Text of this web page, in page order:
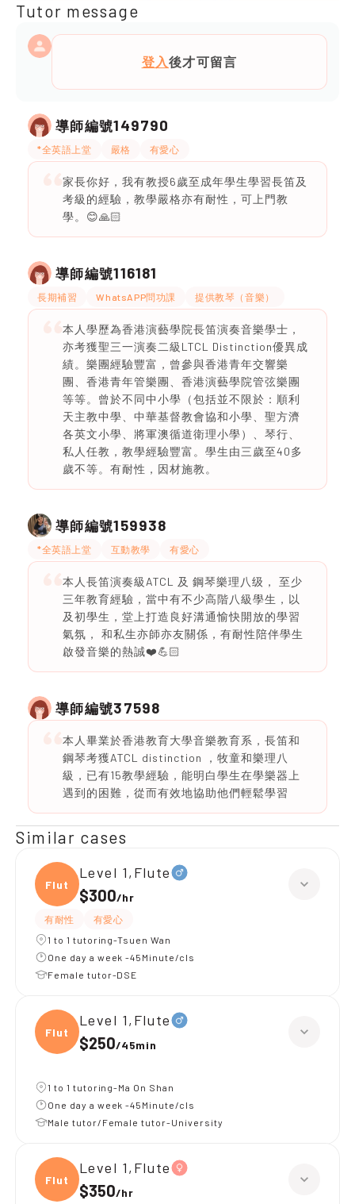
Tutor message
登入後才可留言
導師編號149790
*全英語上堂 嚴格 有愛心
家長你好，我有教授6歲至成年學生學習長笛及
考級的經驗，教學嚴格亦有耐性，可上門教
學。😊🙏🏻
導師編號116181
長期補習 WhatsAPP問功課 提供教琴（音樂）
本人學歷為香港演藝學院長笛演奏音樂學士，
亦考獲聖三一演奏二級LTCL Distinction優異成
績。樂團經驗豐富，曾參與香港青年交響樂
團、香港青年管樂團、香港演藝學院管弦樂團
等等。曾於不同中小學（包括並不限於：順利
天主教中學、中華基督教會協和小學、聖方濟
各英文小學、將軍澳循道衛理小學）、琴行、
私人任教，教學經驗豐富。學生由三歲至40多
歲不等。有耐性，因材施教。
導師編號159938
*全英語上堂 互動教學 有愛心
本人長笛演奏級ATCL 及 鋼琴樂理八级， 至少
三年教育經驗，當中有不少高階八級學生，以
及初學生，堂上打造良好溝通愉快開放的學習
氣氛， 和私生亦師亦友關係，有耐性陪伴學生
啟發音樂的熱誠❤️💪🏻
導師編號37598
本人畢業於香港教育大學音樂教育系，長笛和
鋼琴考獲ATCL distinction ，牧童和樂理八
級，已有15教學經驗，能明白學生在學樂器上
遇到的困難，從而有效地協助他們輕鬆學習
Similar cases
Flute
Level 1,Flute
$300/hr
有耐性
有愛心
1 to 1 tutoring-Tsuen Wan
One day a week -45Minute/cls
Female tutor-DSE
Flute
Level 1,Flute
$250/45min
1 to 1 tutoring-Ma On Shan
One day a week -45Minute/cls
Male tutor/Female tutor-University
Flute
Level 1,Flute
$350/hr